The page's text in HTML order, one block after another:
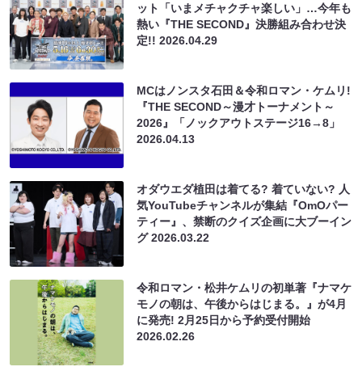
ット「いまメチャクチャ楽しい」…今年も
熱い『THE SECOND』決勝組み合わせ決
定!!2026.04.29
MCはノンスタ石田＆令和ロマン・ケムリ!
『THE SECOND～漫才トーナメント～
2026』「ノックアウトステージ16→8」
2026.04.13
オダウエダ植田は着てる? 着ていない? 人
気YouTubeチャンネルが集結『OmOパー
ティー』、禁断のクイズ企画に大ブーイン
グ2026.03.22
令和ロマン・松井ケムリの初単著『ナマケ
モノの朝は、午後からはじまる。』が4月
に発売! 2月25日から予約受付開始
2026.02.26